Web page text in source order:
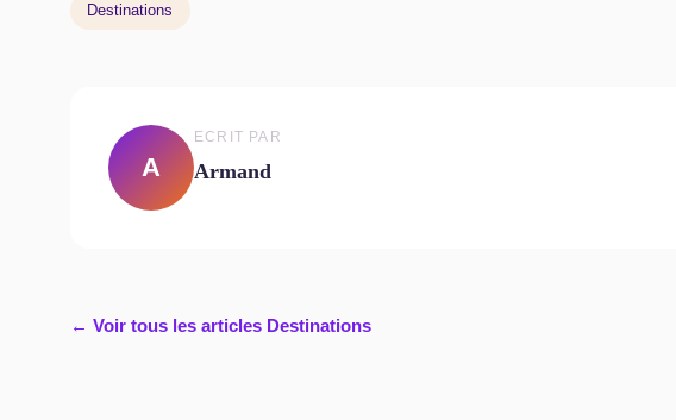
Destinations
A
ECRIT PAR
Armand
← Voir tous les articles Destinations